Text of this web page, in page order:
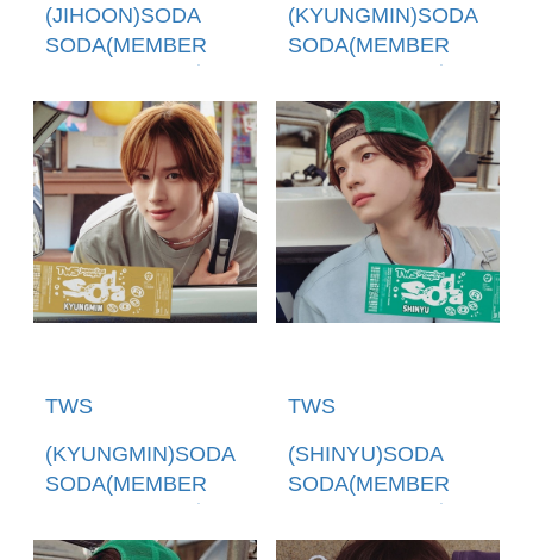
(JIHOON)SODA
SODA(MEMBER
(環球官方進口)
(KYUNGMIN)SODA
SODA(MEMBER
(環球官方進口)
TWS
(KYUNGMIN)SODA
SODA(MEMBER
(日本進口一般通路
TWS
(SHINYU)SODA
SODA(MEMBER
(日本進口一般通路